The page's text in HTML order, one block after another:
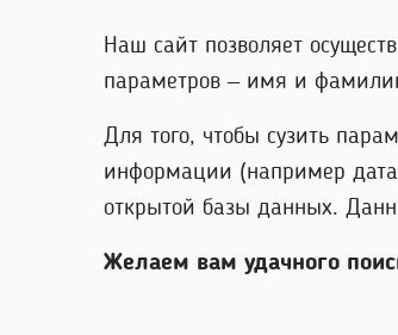
Наш сайт позволяет
параметров – имя и
Для того, чтобы сузить
информации (например
открытой базы данных.
Желаем вам удачного